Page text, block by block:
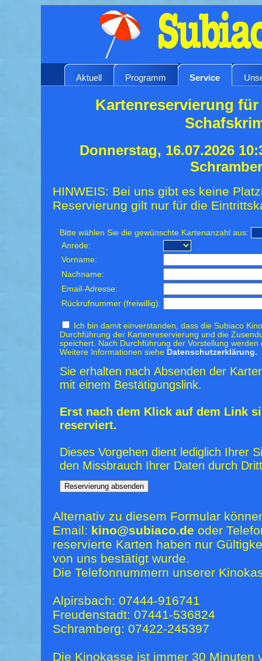
Aktuell Programm Service
Kartenreservierung
Donnerstag, 16.07.2026
HINWEIS: Bei uns gibt es keine
Reservierung gilt nur für die
Bitte wählen Sie die gewünschte Kartenanzahl aus:
Anrede:
Vorname:
Nachname:
Email-Adresse:
Rückrufnummer (freiwillig):
Ich bin damit einverstanden, dass die Subiaco
Durchführung der Kartenreservierung und die
speichert. Nach Durchführung der Vorstellung
Weitere Informationen siehe Datenschutzerklärung.
Sie erhalten nach Absenden der
mit einem Bestätigungslink.
Erst nach dem Klick auf dem Link
reserviert.
Dieses Vorgehen dient lediglich Ihrer
den Missbrauch Ihrer Daten durch
Alternativ zu diesem Formular
Email: kino@subiaco.de oder
reservierte Karten haben nur
von uns bestätigt wurde.
Die Telefonnummern unserer
Alpirsbach: 07444-916741
Freudenstadt: 07441-536824
Schramberg: 07422-245397
Die Kinokasse ist immer 30 Minuten